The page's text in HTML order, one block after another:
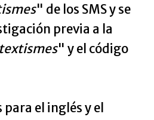
" de los SMS y se
previa a la
textismes" y el código
el inglés y el